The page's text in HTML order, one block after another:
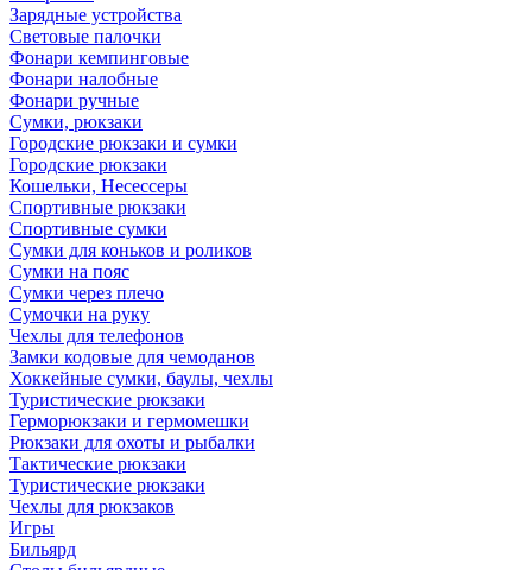
Зарядные устройства
Световые палочки
Фонари кемпинговые
Фонари налобные
Фонари ручные
Сумки, рюкзаки
Городские рюкзаки и сумки
Городские рюкзаки
Кошельки, Несессеры
Спортивные рюкзаки
Спортивные сумки
Сумки для коньков и роликов
Сумки на пояс
Сумки через плечо
Сумочки на руку
Чехлы для телефонов
Замки кодовые для чемоданов
Хоккейные сумки, баулы, чехлы
Туристические рюкзаки
Герморюкзаки и гермомешки
Рюкзаки для охоты и рыбалки
Тактические рюкзаки
Туристические рюкзаки
Чехлы для рюкзаков
Игры
Бильярд